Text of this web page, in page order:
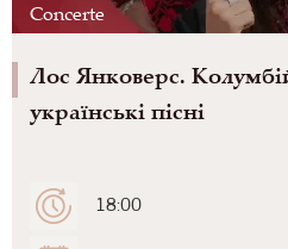
Concerte
Лос Янковерс.
українські пісні
18:00